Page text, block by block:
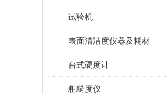
试验机
表面清洁度仪器及耗材
台式硬度计
粗糙度仪